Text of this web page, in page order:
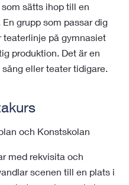
sätts ihop till en
En grupp som passar dig
på gymnasiet
produktion. Det är en
eller teater tidigare.
och Konstskolan
med rekvisita och
scenen till en plats i